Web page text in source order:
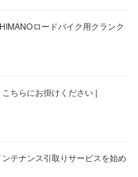
ロードバイク用クランク
ちらにお掛けください |
ンテナンス引取りサービスを始め